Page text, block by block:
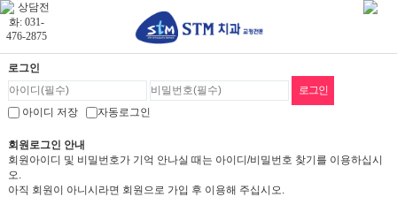
로그인
아이디 저장 자동로그인
회원로그인 안내
회원아이디 및 비밀번호가 기억 안나실 때는 아이디/비밀번호 찾기를 이용하십시
오.
아직 회원이 아니시라면 회원으로 가입 후 이용해 주십시오.